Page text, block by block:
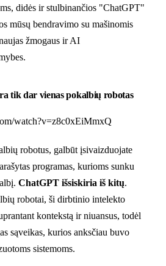
didės ir stulbinančios "ChatGPT"
mūsų bendravimo su mašinomis
žmogaus ir AI
tik dar vienas pokalbių robotas
watch?v=z8c0xEiMmxQ
robotus, galbūt įsivaizduojate
programas, kurioms sunku
ChatGPT išsiskiria iš kitų.
robotai, ši dirbtinio intelekto
kontekstą ir niuansus, todėl
sąveikas, kurios anksčiau buvo
sistemoms.